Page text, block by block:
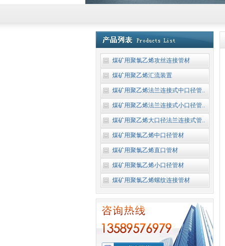
煤矿用聚氯乙烯攻丝连接管材
煤矿用聚乙烯汇流装置
煤矿用聚乙烯法兰连接式中口径管..
煤矿用聚乙烯法兰连接式小口径管..
煤矿用聚乙烯大口径法兰连接式管..
煤矿用聚氯乙烯中口径管材
煤矿用聚氯乙烯直口管材
煤矿用聚氯乙烯小口径管材
煤矿用聚氯乙烯螺纹连接管材